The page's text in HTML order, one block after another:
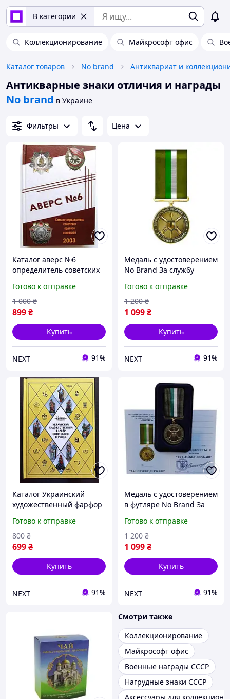
В категории
Коллекционирование Майкрософт офис
Каталог товаров No brand
Антикварные знаки отличия и награды
No brand в Украине
Фильтры Цена
Каталог аверс №6
определитель советских
Brand Кривцов В.Д. 2003
(hub_gaav0t)
Готово к отправке
899₴
1 000 ₴
Купить
NEXT 91%
Медаль с удостоверением
No Brand За службу
территориальная
оборона Украины 32 мм
Золотистый (hub_bwjnub)
Готово к отправке
1 099₴
1 200 ₴
Купить
NEXT 91%
Каталог Украинский
художественный фарфор
Brandrva (hub_nimzpl)
Готово к отправке
699₴
800 ₴
Купить
NEXT 91%
Медаль с удостоверением
в футляре No Brand За
территориальная
оборона Украины 32 мм
Золотистый (hub_20f1dm)
Готово к отправке
1 099₴
1 200 ₴
Купить
NEXT 91%
Смотри также
Коллекционирование
Майкрософт офис
Военные награды СССР
Нагрудные знаки СССР